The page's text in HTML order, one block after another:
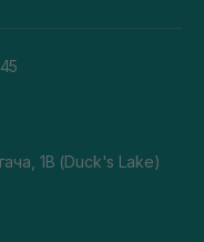
1В (Duck's Lake)